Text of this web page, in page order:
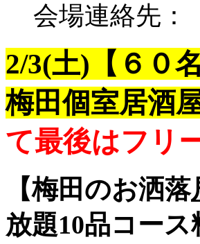
会場連絡先：
2/3(土)【６０
梅田個室居酒
て最後はフリ
【梅田のお洒落
放題10品コース